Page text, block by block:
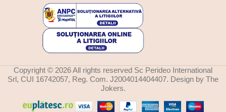
Copyright © 2026 All rights reserved Sc Perideo International
Srl, CUI 16742057, Reg. Com. J2004014404407. Design by The
Jokers.